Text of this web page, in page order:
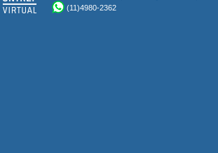
(11)4980-2362